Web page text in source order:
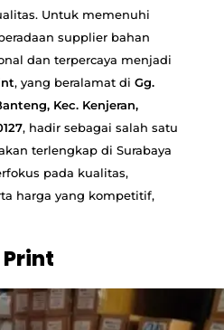
Untuk memenuhi
supplier bahan
dan terpercaya menjadi
, yang beralamat di Gg.
Kec. Kenjeran,
, hadir sebagai salah satu
terlengkap di Surabaya
pada kualitas,
harga yang kompetitif,